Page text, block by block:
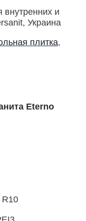
внутренних и
Украина
плитка,
Eterno
R10